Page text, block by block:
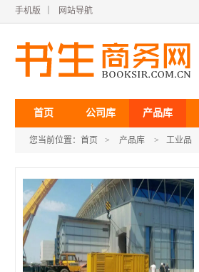
手机版 网站导航
首页 公司库 产品库
您当前位置： 首页 > 产品库 > 工业品